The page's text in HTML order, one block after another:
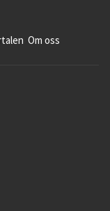
Om oss